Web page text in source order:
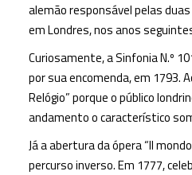
alemão responsável pelas
em Londres, nos anos
Curiosamente, a Sinfonia N.º
por sua encomenda, em 1793.
Relógio” porque o público
andamento o característico
Já a abertura da ópera “Il
percurso inverso. Em 1777,